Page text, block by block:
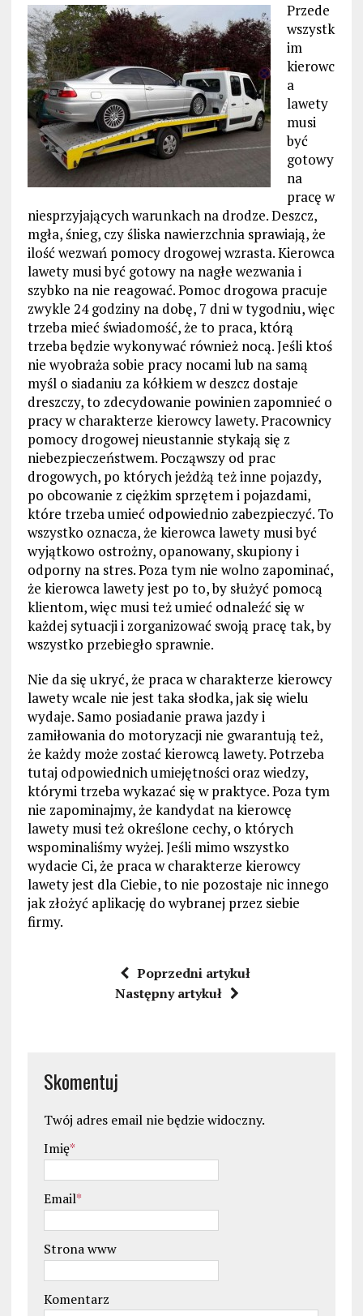
Przede
wszystk
im
kierowc
a
lawety
musi
być
gotowy
na
pracę w
niesprzyjających warunkach na drodze. Deszcz,
mgła, śnieg, czy śliska nawierzchnia sprawiają, że
ilość wezwań pomocy drogowej wzrasta. Kierowca
lawety musi być gotowy na nagłe wezwania i
szybko na nie reagować. Pomoc drogowa pracuje
zwykle 24 godziny na dobę, 7 dni w tygodniu, więc
trzeba mieć świadomość, że to praca, którą
trzeba będzie wykonywać również nocą. Jeśli ktoś
nie wyobraża sobie pracy nocami lub na samą
myśl o siadaniu za kółkiem w deszcz dostaje
dreszczy, to zdecydowanie powinien zapomnieć o
pracy w charakterze kierowcy lawety. Pracownicy
pomocy drogowej nieustannie stykają się z
niebezpieczeństwem. Począwszy od prac
drogowych, po których jeżdżą też inne pojazdy,
po obcowanie z ciężkim sprzętem i pojazdami,
które trzeba umieć odpowiednio zabezpieczyć. To
wszystko oznacza, że kierowca lawety musi być
wyjątkowo ostrożny, opanowany, skupiony i
odporny na stres. Poza tym nie wolno zapominać,
że kierowca lawety jest po to, by służyć pomocą
klientom, więc musi też umieć odnaleźć się w
każdej sytuacji i zorganizować swoją pracę tak, by
wszystko przebiegło sprawnie.
Nie da się ukryć, że praca w charakterze kierowcy
lawety wcale nie jest taka słodka, jak się wielu
wydaje. Samo posiadanie prawa jazdy i
zamiłowania do motoryzacji nie gwarantują też,
że każdy może zostać kierowcą lawety. Potrzeba
tutaj odpowiednich umiejętności oraz wiedzy,
którymi trzeba wykazać się w praktyce. Poza tym
nie zapominajmy, że kandydat na kierowcę
lawety musi też określone cechy, o których
wspominaliśmy wyżej. Jeśli mimo wszystko
wydacie Ci, że praca w charakterze kierowcy
lawety jest dla Ciebie, to nie pozostaje nic innego
jak złożyć aplikację do wybranej przez siebie
firmy.
Poprzedni artykuł
Następny artykuł
Skomentuj
Twój adres email nie będzie widoczny.
Imię*
Email*
Strona www
Komentarz